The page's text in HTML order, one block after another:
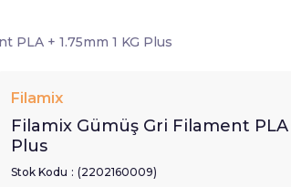
PLA + 1.75mm 1 KG Plus
Filamix
Filamix Gümüş Gri Filament PLA
Plus
Stok Kodu
(2202160009)